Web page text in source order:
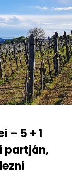
– 5 + 1
partján,